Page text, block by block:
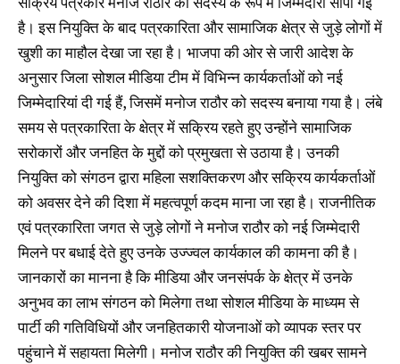
है। इस नियुक्ति के बाद पत्रकारिता और सामाजिक क्षेत्र से जुड़े लोगों में
खुशी का माहौल देखा जा रहा है। भाजपा की ओर से जारी आदेश के
अनुसार जिला सोशल मीडिया टीम में विभिन्न कार्यकर्ताओं को नई
जिम्मेदारियां दी गई हैं, जिसमें मनोज राठौर को सदस्य बनाया गया है। लंबे
समय से पत्रकारिता के क्षेत्र में सक्रिय रहते हुए उन्होंने सामाजिक
सरोकारों और जनहित के मुद्दों को प्रमुखता से उठाया है। उनकी
नियुक्ति को संगठन द्वारा महिला सशक्तिकरण और सक्रिय कार्यकर्ताओं
को अवसर देने की दिशा में महत्वपूर्ण कदम माना जा रहा है। राजनीतिक
एवं पत्रकारिता जगत से जुड़े लोगों ने मनोज राठौर को नई जिम्मेदारी
मिलने पर बधाई देते हुए उनके उज्ज्वल कार्यकाल की कामना की है।
जानकारों का मानना है कि मीडिया और जनसंपर्क के क्षेत्र में उनके
अनुभव का लाभ संगठन को मिलेगा तथा सोशल मीडिया के माध्यम से
पार्टी की गतिविधियों और जनहितकारी योजनाओं को व्यापक स्तर पर
पहुंचाने में सहायता मिलेगी। मनोज राठौर की नियुक्ति की खबर सामने